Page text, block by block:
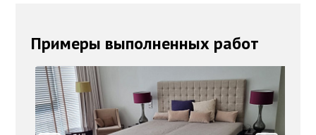
Примеры выполненных работ